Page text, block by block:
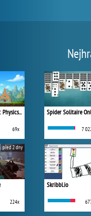
One Shot Tower: Physics Destroyer
69x
224x
před 2 dny
Spider Solitaire
7
Skribbl.io